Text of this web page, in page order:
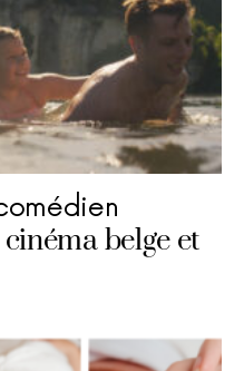
belge et